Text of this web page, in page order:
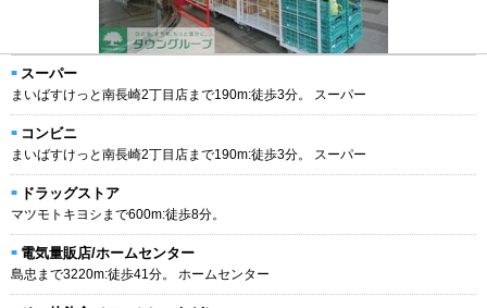
スーパー
まいばすけっと南長崎2丁目店まで190m:徒歩3分。 スーパー
コンビニ
まいばすけっと南長崎2丁目店まで190m:徒歩3分。 スーパー
ドラッグストア
マツモトキヨシまで600m:徒歩8分。
電気量販店/ホームセンター
島忠まで3220m:徒歩41分。 ホームセンター